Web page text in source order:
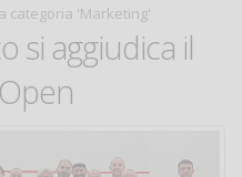
categoria 'Marketing'
si aggiudica il